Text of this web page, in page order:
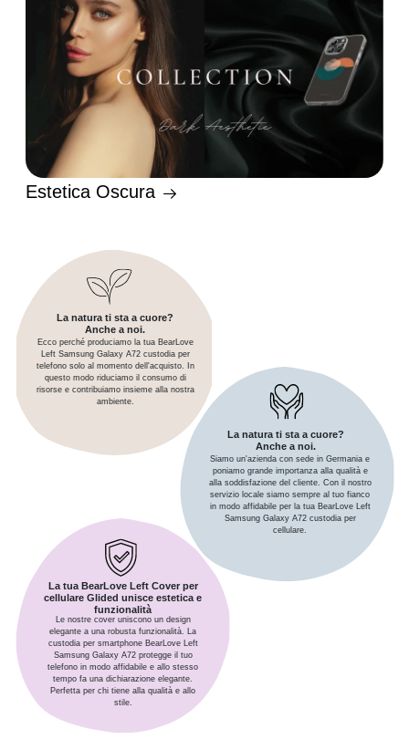
Estetica Oscura
La natura ti sta a cuore?
Anche a noi.
Ecco perché produciamo la tua BearLove
Left Samsung Galaxy A72 custodia per
telefono solo al momento dell'acquisto. In
questo modo riduciamo il consumo di
risorse e contribuiamo insieme alla nostra
ambiente.
La natura ti sta a cuore?
Anche a noi.
Siamo un'azienda con sede in Germania e
poniamo grande importanza alla qualità e
alla soddisfazione del cliente. Con il nostro
servizio locale siamo sempre al tuo fianco
in modo affidabile per la tua BearLove Left
Samsung Galaxy A72 custodia per
cellulare.
La tua BearLove Left Cover per
cellulare Glided unisce estetica e
funzionalità
Le nostre cover uniscono un design
elegante a una robusta funzionalità. La
custodia per smartphone BearLove Left
Samsung Galaxy A72 protegge il tuo
telefono in modo affidabile e allo stesso
tempo fa una dichiarazione elegante.
Perfetta per chi tiene alla qualità e allo
stile.